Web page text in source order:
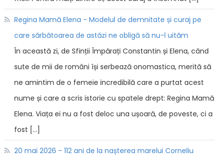
Regina Mamă Elena - Modelul de demnitate și curaj pe
care sărbătoarea de astăzi ne obligă să nu-l uităm
În această zi, de Sfinții Împărați Constantin și Elena, când
sute de mii de români își serbează onomastica, merită să
ne amintim de o femeie incredibilă care a purtat acest
nume și care a scris istorie cu spatele drept: Regina Mamă
Elena. Viața ei nu a fost deloc una ușoară, de poveste, ci a
fost […]
20 mai 2026 - 112 ani de la nașterea marelui Corneliu